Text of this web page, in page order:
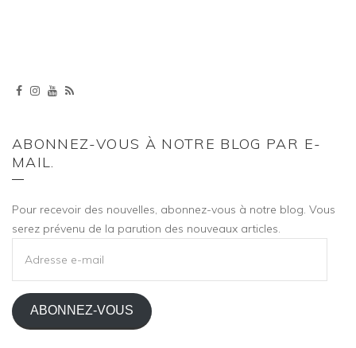
ABONNEZ-VOUS À NOTRE BLOG PAR E-
MAIL.
Pour recevoir des nouvelles, abonnez-vous à notre blog. Vous
serez prévenu de la parution des nouveaux articles.
MAIL
ABONNEZ-VOUS